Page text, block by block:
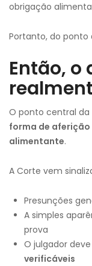
obrigação
Portanto, do
Então, o
O ponto central
forma de
alimentante.
A Corte vem
Presunções
A simples
prova
O julgador
verificáveis